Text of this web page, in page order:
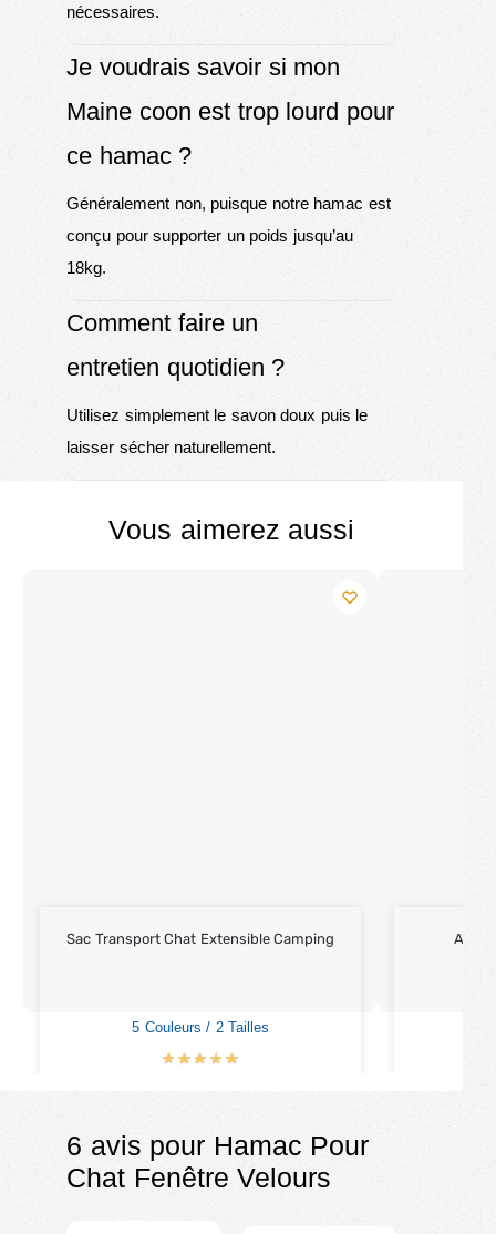
nécessaires.
Je voudrais savoir si mon
Maine coon est trop lourd pour
ce hamac ?
Généralement non, puisque notre hamac est
conçu pour supporter un poids jusqu’au
18kg.
Comment faire un
entretien quotidien ?
Utilisez simplement le savon doux puis le
laisser sécher naturellement.
Vous aimerez aussi
Sac Transport Chat Extensible Camping
5 Couleurs / 2 Tailles
Arbre
6 avis pour Hamac Pour
Chat Fenêtre Velours